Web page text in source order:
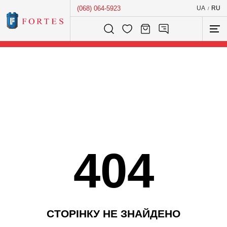
(068) 064-5923 UA / RU
Розумний пошук...
404
СТОРІНКУ НЕ ЗНАЙДЕНО